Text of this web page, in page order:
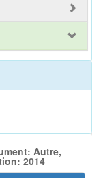
Autre,
2014